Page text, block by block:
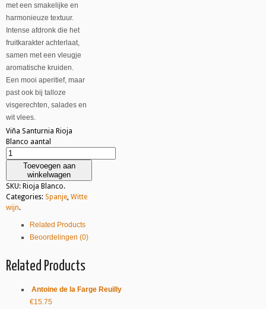
met een smakelijke en
harmonieuze textuur.
Intense afdronk die het
fruitkarakter achterlaat,
samen met een vleugje
aromatische kruiden.
Een mooi aperitief, maar
past ook bij talloze
visgerechten, salades en
wit vlees.
Viña Santurnia Rioja
Blanco aantal
Toevoegen aan
winkelwagen
SKU: Rioja Blanco.
Categories: Spanje, Witte
wijn.
Related Products
Beoordelingen (0)
Related Products
Antoine de la Farge Reuilly
€15.75